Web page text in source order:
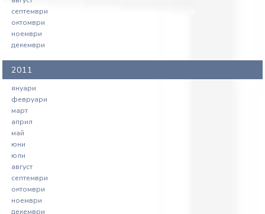
септември
октомври
ноември
декември
2011
януари
февруари
март
април
май
юни
юли
август
септември
октомври
ноември
декември